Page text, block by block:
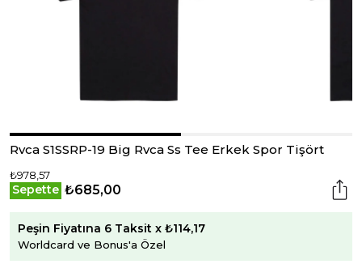
Rvca S1SSRP-19 Big Rvca Ss Tee Erkek Spor Tişört
₺978,57
Sepette ₺685,00
Peşin Fiyatına 6 Taksit x ₺114,17
Worldcard ve Bonus'a Özel